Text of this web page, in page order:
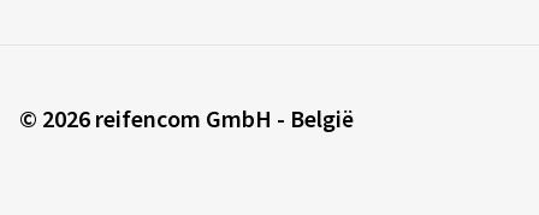
© 2026 reifencom GmbH - België